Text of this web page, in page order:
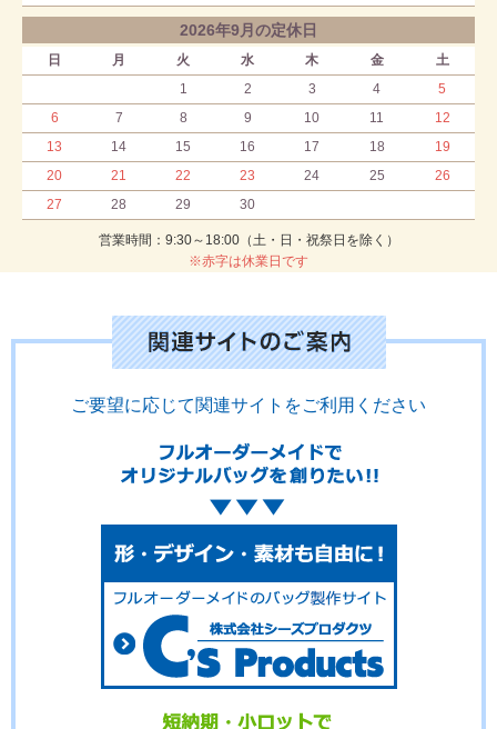
2026年9月の定休日
日 月 火 水 木 金
土
1
2 3 4
5
6
7 8 9 10 11
12
13
14 15 16 17 18
19
20
21 22 23 24 25
26
27
28 29 30
営業時間：9:30～18:00（土・日・祝祭日を除く）
※赤字は休業日です
ご要望に応じて関連サイトをご利用ください